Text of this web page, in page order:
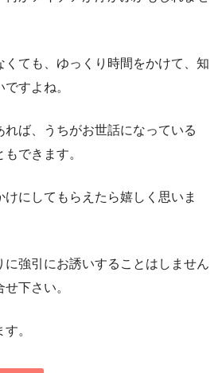
くても、ゆっくり時間をかけて、知
すよね。
れば、うちがお世話になっている
できます。
にしてもらえたら嬉しく思いま
に強引にお誘いすることはしません
下さい。
。